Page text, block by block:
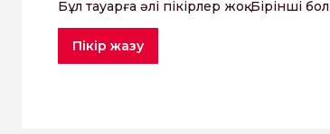
Бұл тауарға әлі пікірлер жоқ. Бірінші
Пікір жазу